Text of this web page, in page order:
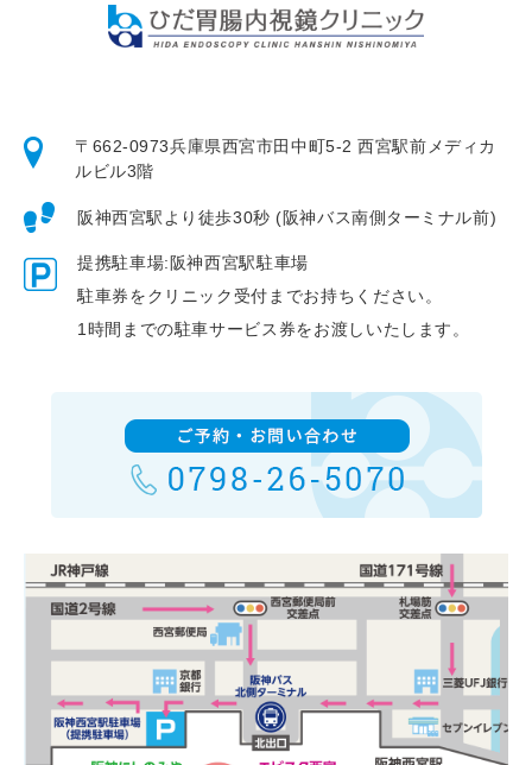
〒662-0973兵庫県西宮市田中町5-2 西宮駅前メディカ
ルビル3階
阪神西宮駅より徒歩30秒 (阪神バス南側ターミナル前)
提携駐車場:阪神西宮駅駐車場
駐車券をクリニック受付までお持ちください。
1時間までの駐車サービス券をお渡しいたします。